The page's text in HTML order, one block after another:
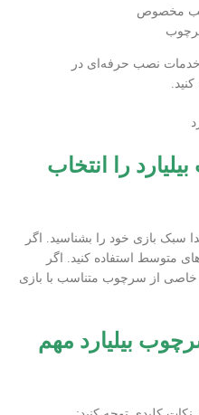
مخصوص
خدمات نصب حرفه‌ای در
را انتخاب
سبک بازی خود را بشناسید. اگر
متوسط استفاده کنید. اگر
خاصی از سرچوب متناسب با بازی
بیلیارد مهم